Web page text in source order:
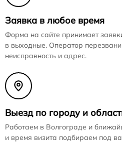
Заявка в любое время
Форма на сайте принимает
в выходные. Оператор
неисправность и адрес.
Выезд по городу и
Работаем в Волгограде и
и время визита подбираем под